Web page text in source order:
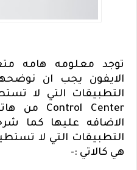
توجد معلومه هامه
الايفون يجب ان
التطبيقات التي لا
Control Center من
الاضافه عليها كما
التطبيقات التي لا
هي كالاتي :-